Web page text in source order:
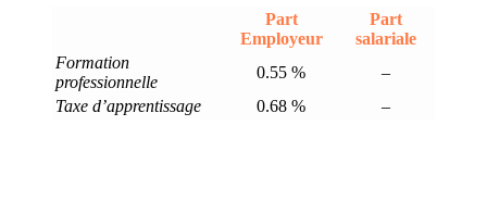
Part
Employeur
Part
salariale
Formation
professionnelle
0.55 %
–
Taxe d’apprentissage
0.68 % –